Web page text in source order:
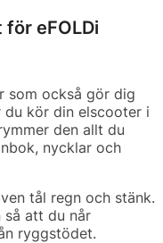
eFOLDi
som också gör dig
kör din elscooter i
den allt du
nycklar och
tål regn och stänk.
så att du når
ryggstödet.